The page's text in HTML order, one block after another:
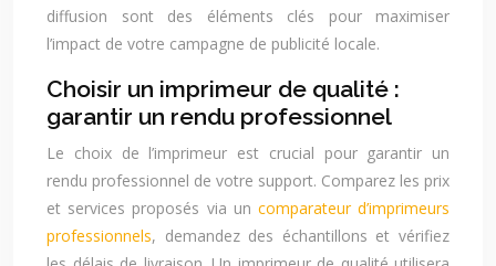
diffusion sont des éléments clés pour maximiser
l’impact de votre campagne de publicité locale.
Choisir un imprimeur de qualité :
garantir un rendu professionnel
Le choix de l’imprimeur est crucial pour garantir un
rendu professionnel de votre support. Comparez les prix
et services proposés via un comparateur d’imprimeurs
professionnels, demandez des échantillons et vérifiez